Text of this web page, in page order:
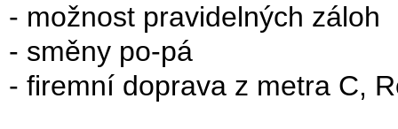
- možnost pravidelných záloh
- směny po-pá
- firemní doprava z metra C,